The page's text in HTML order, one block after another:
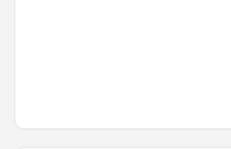
Alle merken →